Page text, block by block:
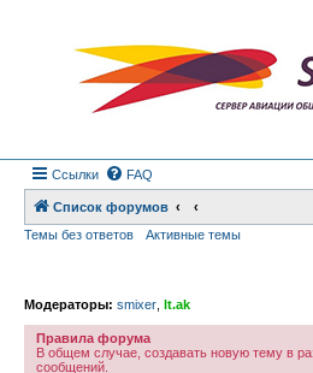
Ссылки FAQ
Список форумов
Темы без ответов
Активные темы
Модераторы: smixer lt.ak
Правила форума
В общем случае, создавать новую тему в
сообщений.